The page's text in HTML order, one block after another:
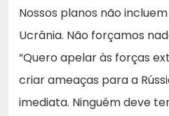
Nossos planos não
Ucrânia. Não forçamos
“Quero apelar às forças
criar ameaças para a
imediata. Ninguém deve